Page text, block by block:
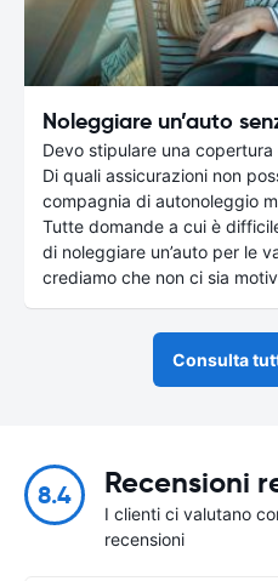
Noleggiare un’auto
Devo stipulare una
Di quali assicurazioni non
compagnia di autonoleggio
Tutte domande a cui è
di noleggiare un’auto per le
crediamo che non ci sia
Consulta
8.4 Recensioni
I clienti ci valutano
recensioni